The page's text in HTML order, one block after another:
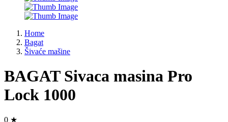
Home
Bagat
Šivaće mašine
BAGAT Sivaca masina Pro
Lock 1000
0 ★